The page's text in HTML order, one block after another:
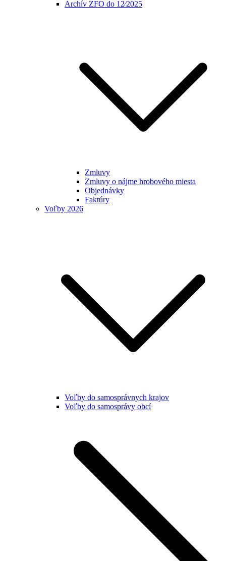
Archív ZFO do 12⁄2025
Zmluvy
Zmluvy o nájme hrobového miesta
Objednávky
Faktúry
Voľby 2026
Voľby do samosprávnych krajov
Voľby do samosprávy obcí